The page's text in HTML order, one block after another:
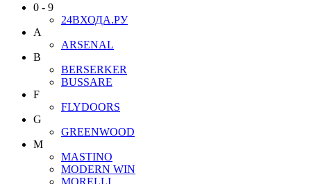
0 - 9
24ВХОДА.РУ
A
ARSENAL
B
BERSERKER
BUSSARE
F
FLYDOORS
G
GREENWOOD
M
MASTINO
MODERN WIN
MORELLI